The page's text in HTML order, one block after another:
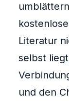
Literatur
selbst
und den